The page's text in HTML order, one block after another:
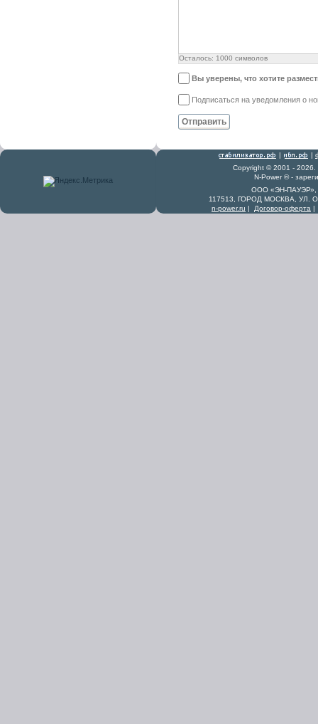
Осталось: 1000 символов
Вы уверены, что хотите
Подписаться на уведомления о
Отправить
| |
Copyright © 2001 -
N-Power ® -
ООО «ЭН-ПАУЭР»,
117513, ГОРОД МОСКВА, УЛ.
n-power.ru | Договор-оферта